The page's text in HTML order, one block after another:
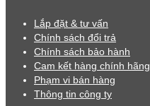
Lắp đặt & tư vấn
Chính sách đổi trả
Chính sách bảo hành
Cam kết hàng chính hãng
Phạm vi bán hàng
Thông tin công ty